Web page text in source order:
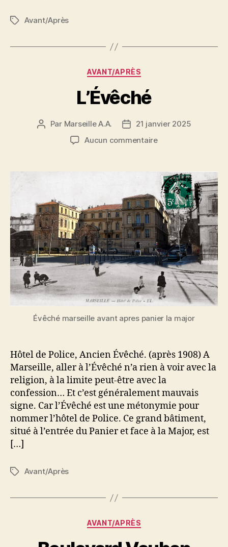
Étiquettes
Avant/Après
Catégories
AVANT/APRÈS
L’Évêché
Auteur
Par Marseille A.A.
Date21 janvier 2025
Aucun commentairesur
Évêché marseille avant apres panier la major
Hôtel de Police, Ancien Évêché. (après 1908) A
Marseille, aller à l’Évêché n’a rien à voir avec la
religion, à la limite peut-être avec la
confession… Et c’est généralement mauvais
signe. Car l’Évêché est une métonymie pour
nommer l’hôtel de Police. Ce grand bâtiment,
situé à l’entrée du Panier et face à la Major, est
[…]
Étiquettes
Avant/Après
Catégories
AVANT/APRÈS